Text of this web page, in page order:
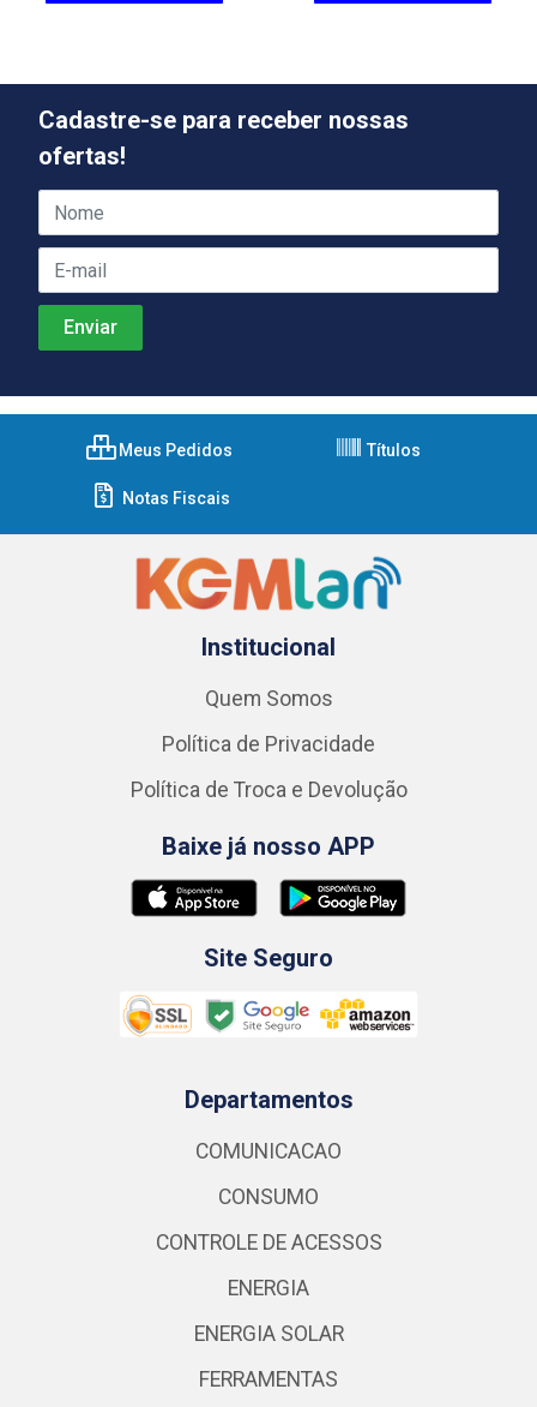
Cadastre-se para receber nossas
ofertas!
Meus Pedidos Títulos
Notas Fiscais
Institucional
Quem Somos
Política de Privacidade
Política de Troca e Devolução
Baixe já nosso APP
Site Seguro
Departamentos
COMUNICACAO
CONSUMO
CONTROLE DE ACESSOS
ENERGIA
ENERGIA SOLAR
FERRAMENTAS